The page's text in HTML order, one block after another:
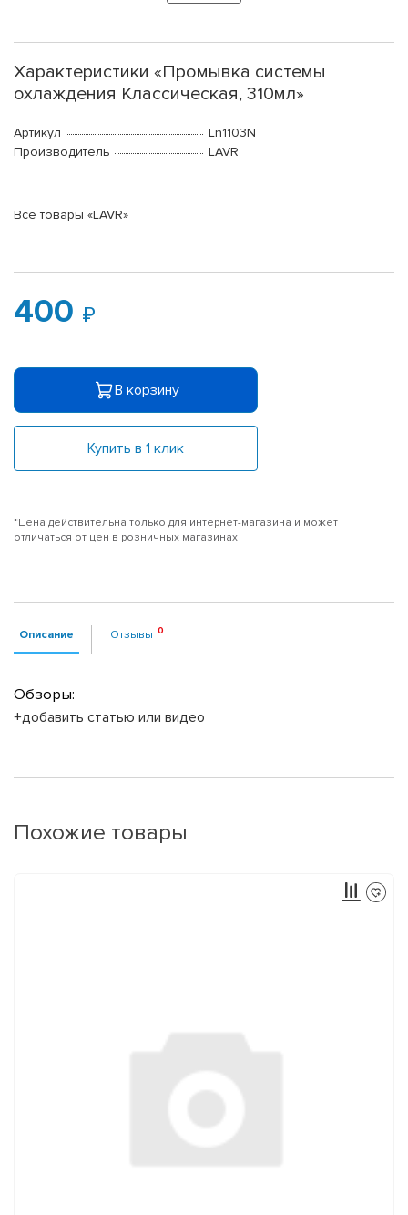
Характеристики «Промывка системы
охлаждения Классическая, 310мл»
Артикул
Ln1103N
Производитель
LAVR
Все товары «LAVR»
400
В корзину
Купить в 1 клик
*Цена действительна только для интернет-магазина и может
отличаться от цен в розничных магазинах
Описание Отзывы
Обзоры:
+добавить статью или видео
Похожие товары